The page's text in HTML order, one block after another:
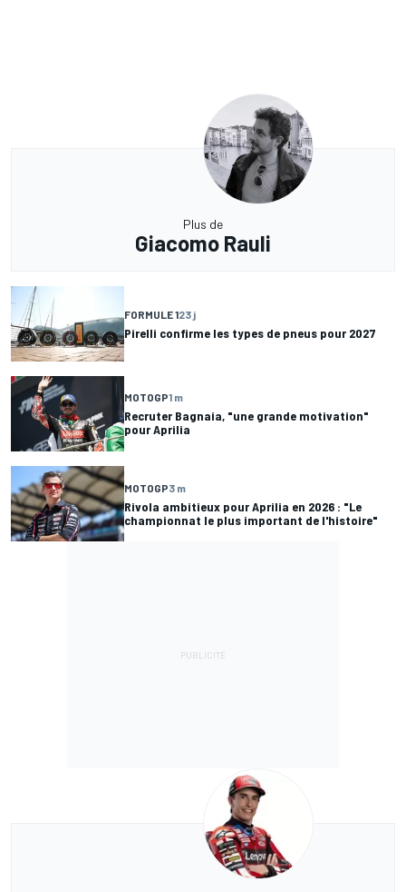
Plus de
Giacomo Rauli
FORMULE 123 j
Pirelli confirme les types de pneus pour 2027
MOTOGP1 m
Recruter Bagnaia, "une grande motivation"
pour Aprilia
MOTOGP3 m
Rivola ambitieux pour Aprilia en 2026 : "Le
championnat le plus important de l'histoire"